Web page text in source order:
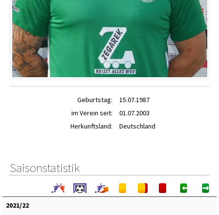
Geburtstag:
15.07.1987
im Verein seit:
01.07.2003
Herkunftsland:
Deutschland
Saisonstatistik
2021/22